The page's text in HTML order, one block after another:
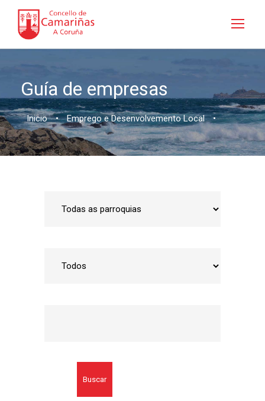
Guía de empresas
Inicio • Emprego e Desenvolvemento Local •
Buscar